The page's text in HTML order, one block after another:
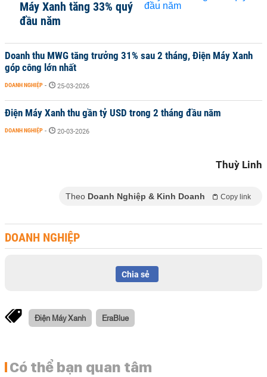
Máy Xanh tăng 33% quý
đầu năm
Doanh thu MWG tăng trưởng 31% sau 2 tháng, Điện Máy Xanh
góp công lớn nhất
DOANH NGHIỆP - 25-03-2026
Điện Máy Xanh thu gần tỷ USD trong 2 tháng đầu năm
DOANH NGHIỆP - 20-03-2026
Thuỳ Linh
Theo Doanh Nghiệp & Kinh Doanh Copy link
DOANH NGHIỆP
Chia sẻ
Điện Máy Xanh EraBlue
Có thể bạn quan tâm